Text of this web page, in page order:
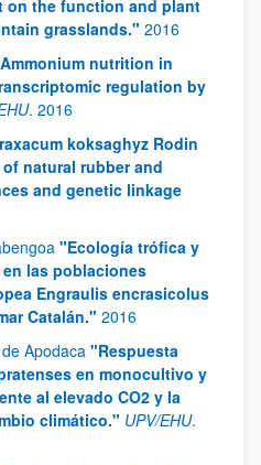
on the function and plant
grasslands." 2016
nutrition in
regulation by
. 2016
koksaghyz Rodin
natural rubber and
and genetic linkage
"Ecología trófica y
las poblaciones
Engraulis encrasicolus
Catalán." 2016
Apodaca "Respuesta
en monocultivo y
al elevado CO2 y la
climático." UPV/EHU.